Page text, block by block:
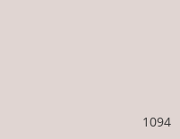
1094